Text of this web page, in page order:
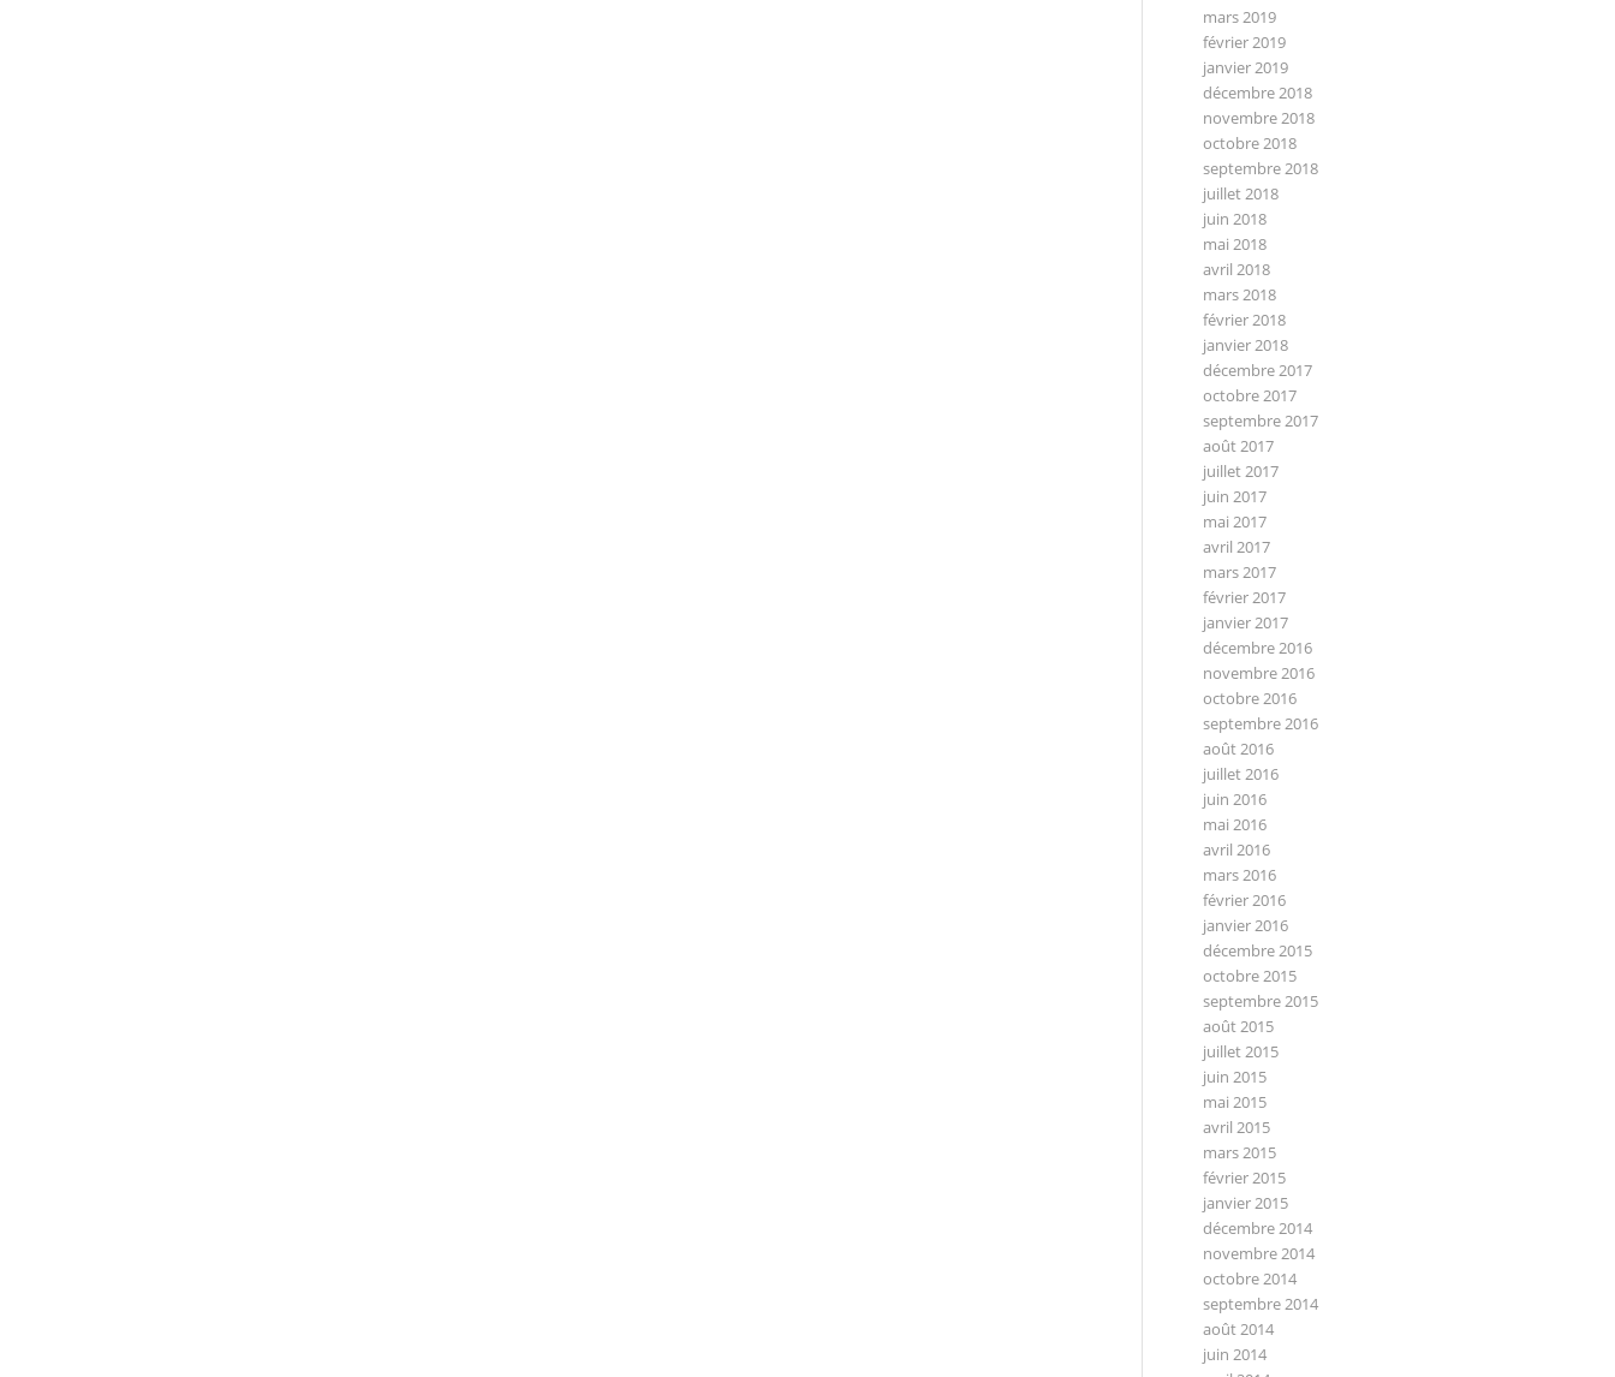
mars 2019
février 2019
janvier 2019
décembre 2018
novembre 2018
octobre 2018
septembre 2018
juillet 2018
juin 2018
mai 2018
avril 2018
mars 2018
février 2018
janvier 2018
décembre 2017
octobre 2017
septembre 2017
août 2017
juillet 2017
juin 2017
mai 2017
avril 2017
mars 2017
février 2017
janvier 2017
décembre 2016
novembre 2016
octobre 2016
septembre 2016
août 2016
juillet 2016
juin 2016
mai 2016
avril 2016
mars 2016
février 2016
janvier 2016
décembre 2015
octobre 2015
septembre 2015
août 2015
juillet 2015
juin 2015
mai 2015
avril 2015
mars 2015
février 2015
janvier 2015
décembre 2014
novembre 2014
octobre 2014
septembre 2014
août 2014
juin 2014